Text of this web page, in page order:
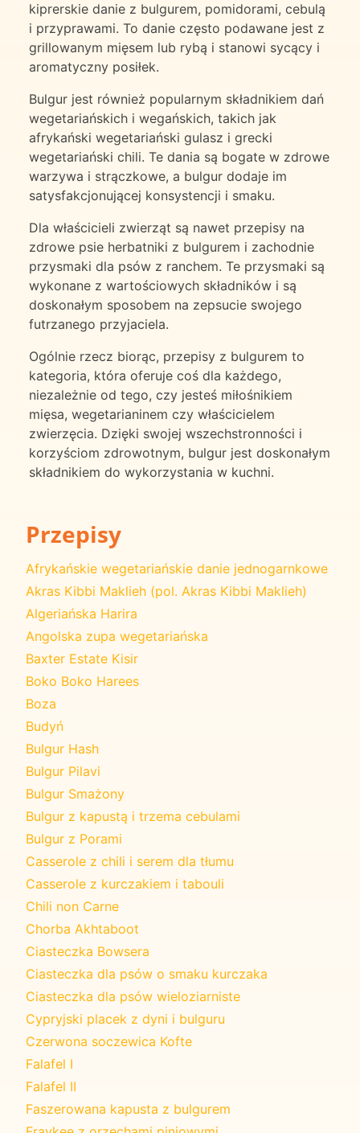
kiprerskie danie z bulgurem, pomidorami, cebulą
i przyprawami. To danie często podawane jest z
grillowanym mięsem lub rybą i stanowi sycący i
aromatyczny posiłek.
Bulgur jest również popularnym składnikiem dań
wegetariańskich i wegańskich, takich jak
afrykański wegetariański gulasz i grecki
wegetariański chili. Te dania są bogate w zdrowe
warzywa i strączkowe, a bulgur dodaje im
satysfakcjonującej konsystencji i smaku.
Dla właścicieli zwierząt są nawet przepisy na
zdrowe psie herbatniki z bulgurem i zachodnie
przysmaki dla psów z ranchem. Te przysmaki są
wykonane z wartościowych składników i są
doskonałym sposobem na zepsucie swojego
futrzanego przyjaciela.
Ogólnie rzecz biorąc, przepisy z bulgurem to
kategoria, która oferuje coś dla każdego,
niezależnie od tego, czy jesteś miłośnikiem
mięsa, wegetarianinem czy właścicielem
zwierzęcia. Dzięki swojej wszechstronności i
korzyściom zdrowotnym, bulgur jest doskonałym
składnikiem do wykorzystania w kuchni.
Przepisy
Afrykańskie wegetariańskie danie jednogarnkowe
Akras Kibbi Maklieh (pol. Akras Kibbi Maklieh)
Algeriańska Harira
Angolska zupa wegetariańska
Baxter Estate Kisir
Boko Boko Harees
Boza
Budyń
Bulgur Hash
Bulgur Pilavi
Bulgur Smażony
Bulgur z kapustą i trzema cebulami
Bulgur z Porami
Casserole z chili i serem dla tłumu
Casserole z kurczakiem i tabouli
Chili non Carne
Chorba Akhtaboot
Ciasteczka Bowsera
Ciasteczka dla psów o smaku kurczaka
Ciasteczka dla psów wieloziarniste
Cypryjski placek z dyni i bulguru
Czerwona soczewica Kofte
Falafel I
Falafel II
Faszerowana kapusta z bulgurem